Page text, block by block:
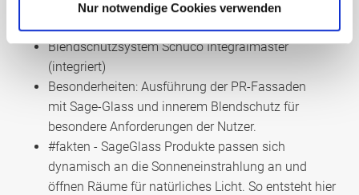
Nur notwendige Cookies verwenden
FR 30
Blendschutzsystem Schüco Integralmaster
(integriert)
Besonderheiten: Ausführung der PR-Fassaden
mit Sage-Glass und innerem Blendschutz für
besondere Anforderungen der Nutzer.
#fakten - SageGlass Produkte passen sich
dynamisch an die Sonneneinstrahlung an und
öffnen Räume für natürliches Licht. So entsteht hier